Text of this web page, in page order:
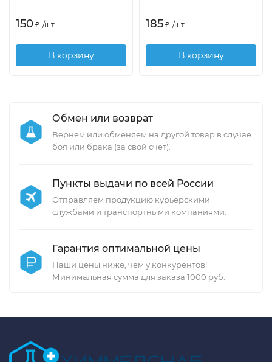
150 ₽ /шт.
В корзину
185 ₽ /шт.
В корзину
Обмен или возврат
Вернем или обменяем на другой товар в случае
боя или брака (за свой счет).
Пункты выдачи по всей России
Отправляем продукцию курьерскими
службами и транспортными компаниями.
Гарантия оптимальной цены
Наши цены ниже, чем у конкурентов!
Минимальная сумма для заказа 1000 руб.